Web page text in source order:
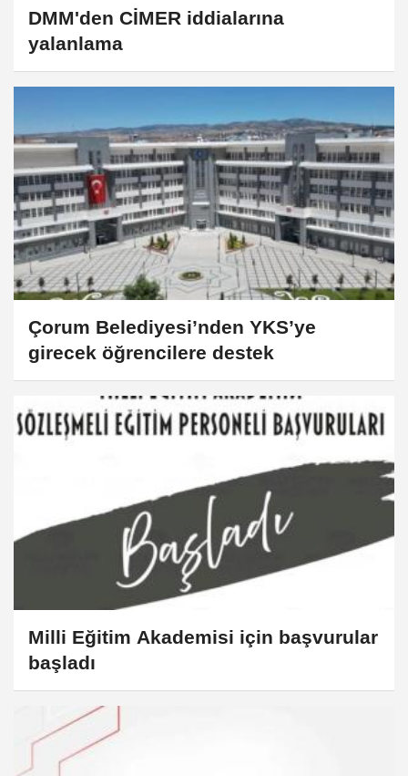
DMM'den CİMER iddialarına
yalanlama
Çorum Belediyesi’nden YKS’ye
girecek öğrencilere destek
Milli Eğitim Akademisi için başvurular
başladı